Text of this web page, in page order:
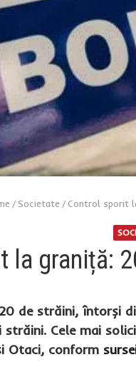
/ Societate / Control sporit
la graniță:
de străini, întorși
Cele mai
Otaci, conform